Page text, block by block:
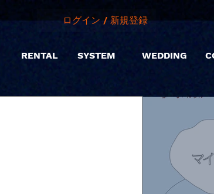
ログイン / 新規登録
RENTAL SYSTEM WEDDING